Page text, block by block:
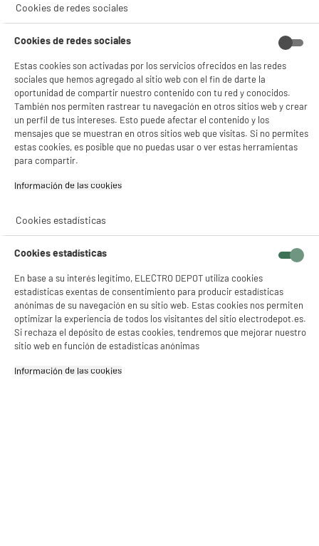
Cookies de redes sociales
Cookies de redes sociales
Estas cookies son activadas por los servicios ofrecidos en las redes
sociales que hemos agregado al sitio web con el fin de darte la
oportunidad de compartir nuestro contenido con tu red y conocidos.
También nos permiten rastrear tu navegación en otros sitios web y crear
un perfil de tus intereses. Esto puede afectar el contenido y los
mensajes que se muestran en otros sitios web que visitas. Si no permites
estas cookies, es posible que no puedas usar o ver estas herramientas
para compartir.
Información de las cookies‎
Cookies estadísticas
Cookies estadísticas
En base a su interés legítimo, ELECTRO DEPOT utiliza cookies
estadísticas exentas de consentimiento para producir estadísticas
anónimas de su navegación en su sitio web. Estas cookies nos permiten
optimizar la experiencia de todos los visitantes del sitio electrodepot.es.
Si rechaza el depósito de estas cookies, tendremos que mejorar nuestro
sitio web en función de estadísticas anónimas
Información de las cookies‎